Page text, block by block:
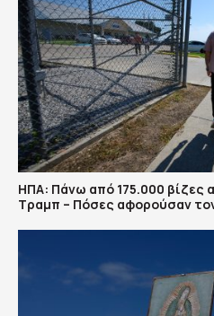
ΗΠΑ: Πάνω από 175.000 βίζες
Τραμπ – Πόσες αφορούσαν